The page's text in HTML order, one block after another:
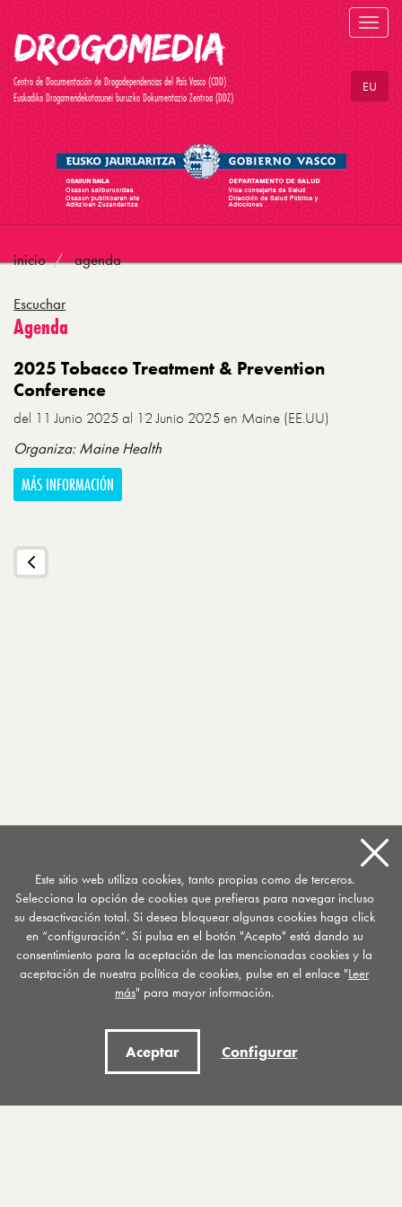
Centro de Documentación de Drogodependencias del País Vasco (CDD)
Euskadiko Drogamendekotasunei buruzko Dokumentazio Zentroa (DDZ)
EU
inicio agenda
Escuchar
Agenda
2025 Tobacco Treatment & Prevention
Conference
del 11 Junio 2025 al 12 Junio 2025 en Maine (EE.UU)
Organiza: Maine Health
MÁS INFORMACIÓN
Drogodependencias del País Vasco CDD
C/ General Etxague 10
Tel. 943 423656/Fax 943 293007
Este sitio web utiliza cookies, tanto propias como de terceros.
Selecciona la opción de cookies que prefieras para navegar incluso
su desactivación total. Si desea bloquear algunas cookies haga click
en “configuración”. Si pulsa en el botón "Acepto" está dando su
consentimiento para la aceptación de las mencionadas cookies y la
aceptación de nuestra política de cookies, pulse en el enlace "Leer
más" para mayor información.
Aceptar Configurar